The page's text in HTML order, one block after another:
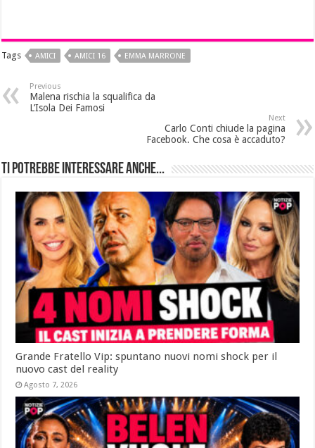
Tags AMICI AMICI 16 EMMA MARRONE
Previous
Malena rischia la squalifica da
L’Isola Dei Famosi
Next
Carlo Conti chiude la pagina
Facebook. Che cosa è accaduto?
Ti potrebbe interessare anche...
Grande Fratello Vip: spuntano nuovi nomi shock per il
nuovo cast del reality
Agosto 7, 2026